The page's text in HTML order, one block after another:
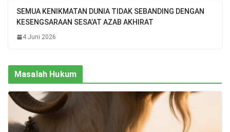
SEMUA KENIKMATAN DUNIA TIDAK SEBANDING DENGAN
KESENGSARAAN SESA’AT AZAB AKHIRAT
4 Juni 2026
Masalah Hukum